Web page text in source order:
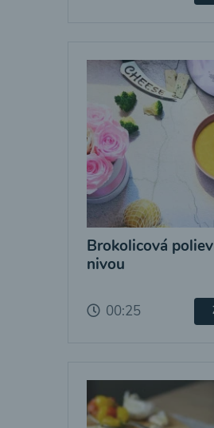
Brokolicová
nivou
00:25